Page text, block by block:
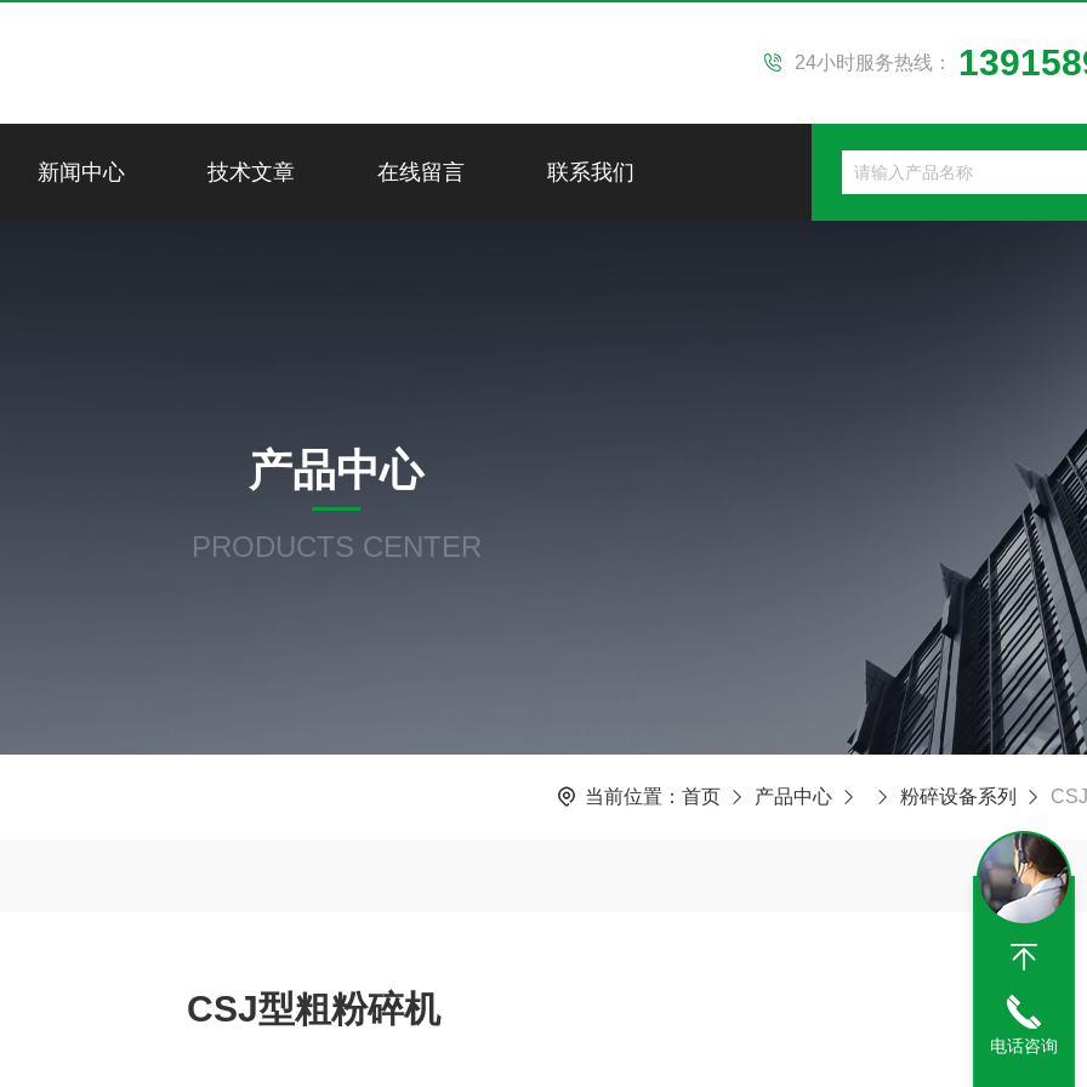
24小时服务热线：
新闻中心 技术文章 在线留言 联系我们
产品中心
PRODUCTS CENTER
当前位置： 首页 产品中心 粉碎设备系列
CSJ型粗粉碎机
电话咨询